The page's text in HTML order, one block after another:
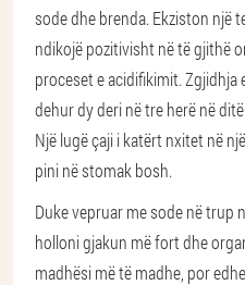
sode dhe brenda. Ekziston një
ndikojë pozitivisht në të gjithë
proceset e acidifikimit. Zgjidhja
dehur dy deri në tre herë në
Një lugë çaji i katërt nxitet në
pini në stomak bosh.
Duke vepruar me sode në trup
holloni gjakun më fort dhe
madhësi më të madhe, por